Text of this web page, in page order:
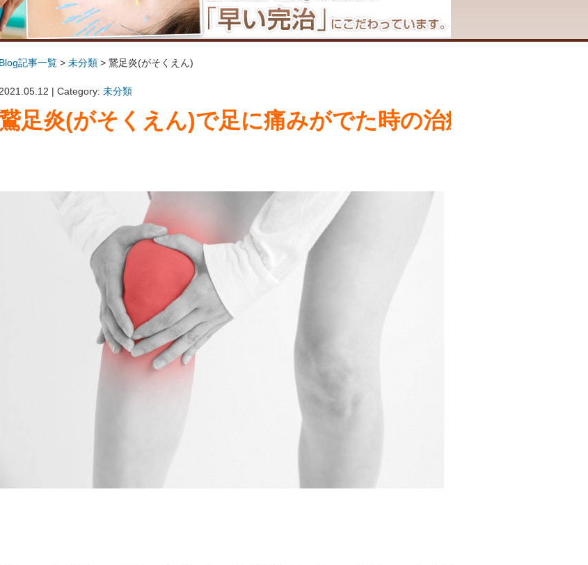
Blog記事一覧 > 未分類 > 鵞足炎(がそくえん)
2021.05.12 | Category: 未分類
足炎(がそくえん)で足に痛みがでた時の治療